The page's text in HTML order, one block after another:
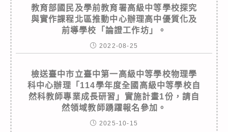
教育部國民及學前教育署高級中等學校探究
與實作課程北區推動中心辦理高中優質化及
前導學校「論證工作坊」。
2022-08-25
檢送臺中市立臺中第一高級中等學校物理學
科中心辦理「114學年度全國高級中等學校自
然科教師專業成長研習」實施計畫1份，請自
然領域教師踴躍報名參加。
2025-10-15